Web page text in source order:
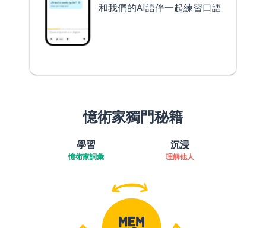
和我們的AI語伴一起練習口語
憶術家獨門秘籍
學習
憶術家詞彙
沉浸
理解他人